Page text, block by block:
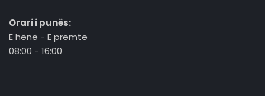
Orari i punës:
E hënë - E premte
08:00 - 16:00